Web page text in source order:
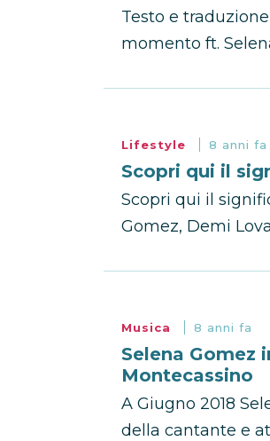
Testo e
momento ft.
Lifestyle 8 anni fa
Scopri qui il
Scopri qui il
Gomez, Demi
Musica 8 anni fa
Selena Gomez
Montecassino
A Giugno 2018
della cantante e